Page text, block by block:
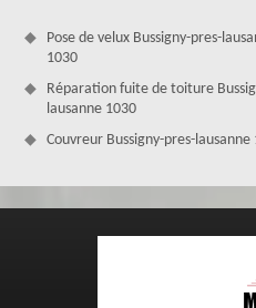
Pose de velux Bussigny-pres-
1030
Réparation fuite de toiture
lausanne 1030
Couvreur Bussigny-pres-lausanne